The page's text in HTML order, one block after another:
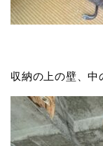
収納の上の壁、中